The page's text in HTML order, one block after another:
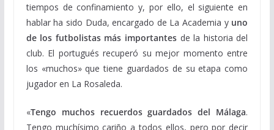
tiempos de confinamiento y, por ello, el siguiente en
hablar ha sido Duda, encargado de La Academia y uno
de los futbolistas más importantes de la historia del
club. El portugués recuperó su mejor momento entre
los «muchos» que tiene guardados de su etapa como
jugador en La Rosaleda.
«Tengo muchos recuerdos guardados del Málaga.
Tengo muchísimo cariño a todos ellos, pero por decir